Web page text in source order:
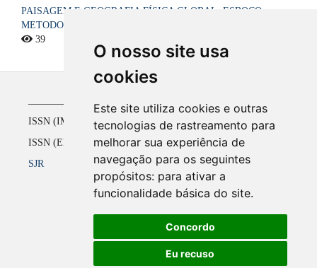
O nosso site usa
cookies
Este site utiliza cookies e outras
tecnologias de rastreamento para
melhorar sua experiência de
navegação para os seguintes
propósitos: para ativar a
funcionalidade básica do site.
Concordo
Eu recuso
PAISAGEM E GEOGRAFIA FÍSICA GLOBAL. ESBOÇO
METODOLÓGICO
39
ISSN (IMPRESSO) 1516-4136 até 2008
ISSN (ELETRÔNICO) 2177-2738 a partir de 2009
SJR